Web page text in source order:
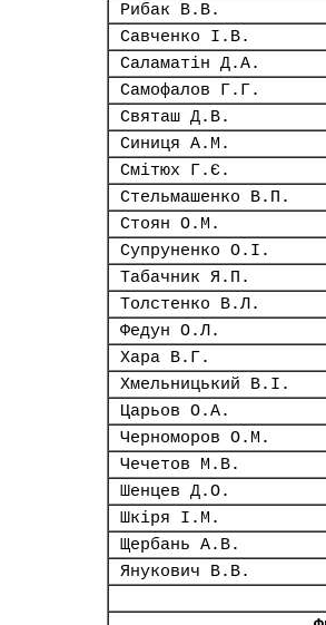
Рибак В.В.
Савченко І.В.
Саламатін Д.А.
Самофалов Г.Г.
Святаш Д.В.
Синиця А.М.
Смітюх Г.Є.
Стельмашенко В.П.
Стоян О.М.
Супруненко О.І.
Табачник Я.П.
Толстенко В.Л.
Федун О.Л.
Хара В.Г.
Хмельницький В.І.
Царьов О.А.
Черноморов О.М.
Чечетов М.В.
Шенцев Д.О.
Шкіря І.М.
Щербань А.В.
Янукович В.В.